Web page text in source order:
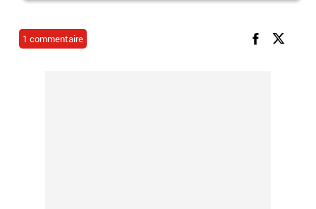
1 commentaire